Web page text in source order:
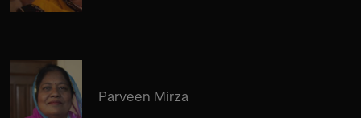
Parveen Mirza